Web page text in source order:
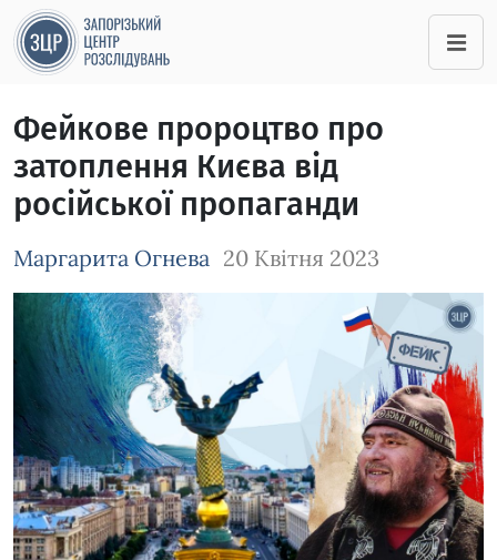
Фейкове пророцтво про
затоплення Києва від
російської пропаганди
Маргарита Огнева 20 Квітня 2023
Зображення завантажується